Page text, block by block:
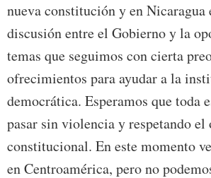
nueva constitución y en Nicaragua
discusión entre el Gobierno y la
temas que seguimos con cierta
ofrecimientos para ayudar a la
democrática. Esperamos que toda
pasar sin violencia y respetando el
constitucional. En este momento
en Centroamérica, pero no